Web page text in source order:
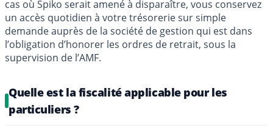
cas où Spiko serait amené à disparaître, vous conservez
un accès quotidien à votre trésorerie sur simple
demande auprès de la société de gestion qui est dans
l’obligation d’honorer les ordres de retrait, sous la
supervision de l’AMF.
Quelle est la fiscalité applicable pour les
particuliers ?